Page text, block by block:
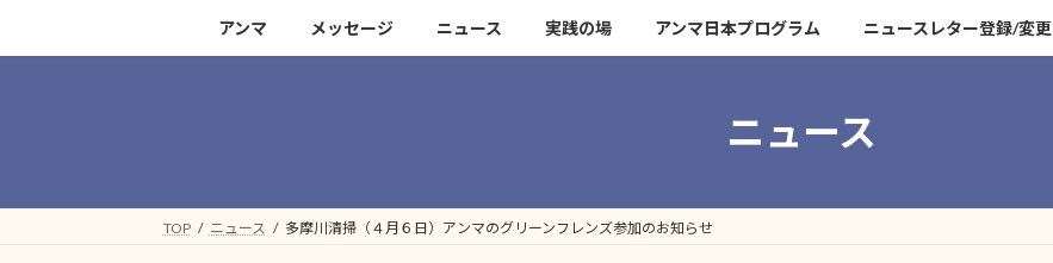
キ
に
アンマ メッセージ ニュース 実践の場 アンマ日本プログラム ニュースレター登録/変更
ニュース
TOP ニュース 多摩川清掃（４月６日）アンマのグリーンフレンズ参加のお知らせ